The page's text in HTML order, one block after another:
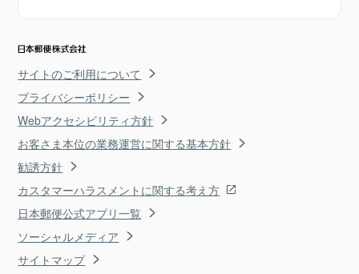
サイトのご利用について
プライバシーポリシー
Webアクセシビリティ方針
お客さま本位の業務運営に関する基本方針
勧誘方針
カスタマーハラスメントに関する考え方
日本郵便公式アプリ一覧
ソーシャルメディア
サイトマップ